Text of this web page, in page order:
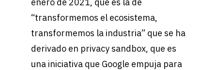
“transformemos el ecosistema,
transformemos la industria” que se ha
derivado en privacy sandbox, que es
una iniciativa que Google empuja para